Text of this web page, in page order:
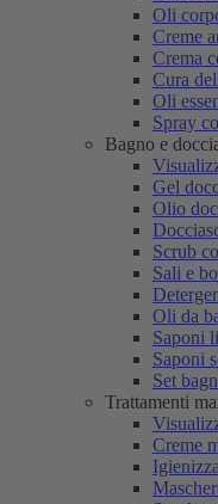
Oli
Creme
Crema
Cura
Oli
Spray
Bagno e
Gel
Olio
Scrub
Sali e
Oli da
Saponi
Saponi
Set
Trattamenti
Creme